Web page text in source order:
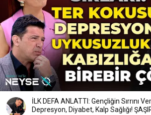
İLK DEFA ANLATTI: Gençliğin Sırrını
Depresyon, Diyabet, Kalp Sağlığı!